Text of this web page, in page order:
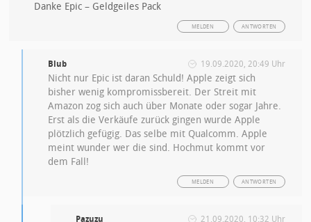
Danke Epic – Geldgeiles Pack
ANTWORTEN
MELDEN
Blub 19.09.2020, 20:49 Uhr
Nicht nur Epic ist daran Schuld! Apple zeigt sich
bisher wenig kompromissbereit. Der Streit mit
Amazon zog sich auch über Monate oder sogar Jahre.
Erst als die Verkäufe zurück gingen wurde Apple
plötzlich gefügig. Das selbe mit Qualcomm. Apple
meint wunder wer die sind. Hochmut kommt vor
dem Fall!
ANTWORTEN
MELDEN
Pazuzu 21.09.2020, 10:32 Uhr